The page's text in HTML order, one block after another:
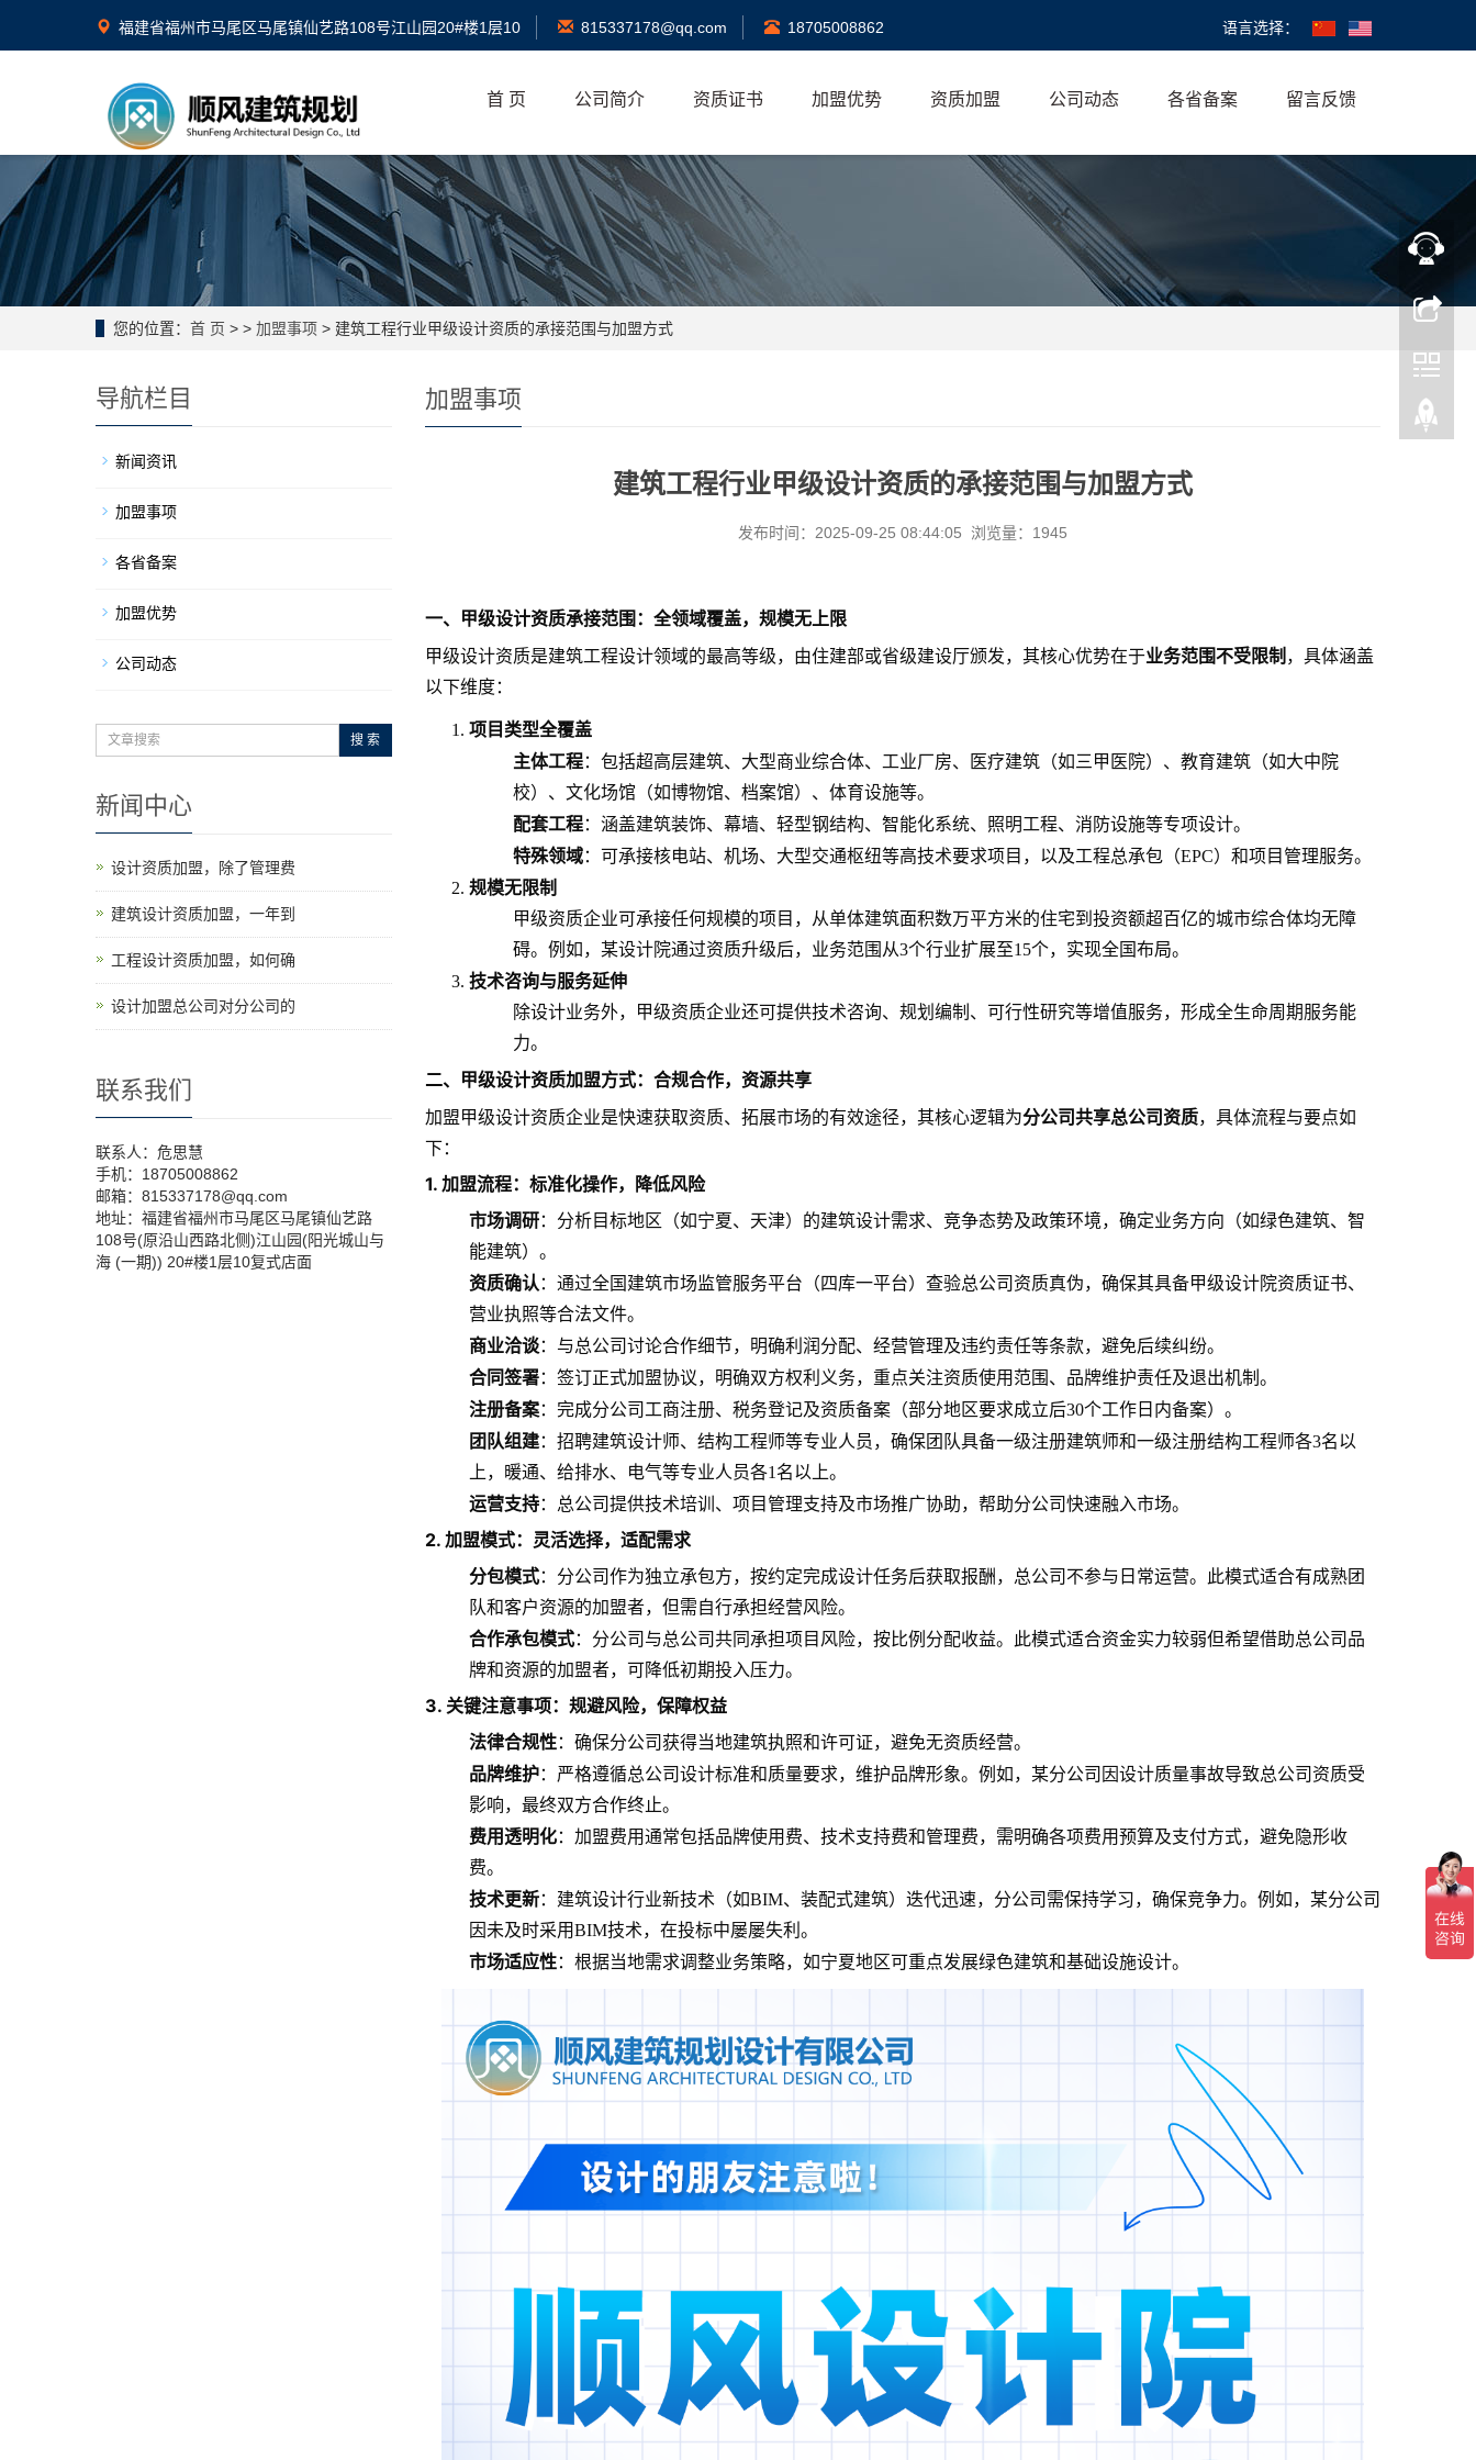
福建省福州市马尾区马尾镇仙艺路108号江山园20#楼1层10 815337178@qq.com 18705008862 语言选择：
首 页 公司简介 资质证书 加盟优势 资质加盟 公司动态 各省备案 留言反馈
您的位置： 首 页 > > 加盟事项 > 建筑工程行业甲级设计资质的承接范围与加盟方式
加盟事项
建筑工程行业甲级设计资质的承接范围与加盟方式
发布时间：2025-09-25 08:44:05 浏览量：1945
一、甲级设计资质承接范围：全领域覆盖，规模无上限
甲级设计资质是建筑工程设计领域的最高等级，由住建部或省级建设厅颁发，其核心优势在于业务范围不受限制 ，具体涵盖
以下维度：
项目类型全覆盖
主体工程：包括超高层建筑、大型商业综合体、工业厂房、医疗建筑（如三甲医院）、教育建筑（如大中院
校）、文化场馆（如博物馆、档案馆）、体育设施等。
配套工程：涵盖建筑装饰、幕墙、轻型钢结构、智能化系统、照明工程、消防设施等专项设计。
特殊领域：可承接核电站、机场、大型交通枢纽等高技术要求项目，以及工程总承包（EPC）和项目管理服务。
规模无限制
甲级资质企业可承接任何规模的项目，从单体建筑面积数万平方米的住宅到投资额超百亿的城市综合体均无障
碍。例如，某设计院通过资质升级后，业务范围从3个行业扩展至15个，实现全国布局。
技术咨询与服务延伸
除设计业务外，甲级资质企业还可提供技术咨询、规划编制、可行性研究等增值服务，形成全生命周期服务能
力。
二、甲级设计资质加盟方式：合规合作，资源共享
加盟甲级设计资质企业是快速获取资质、拓展市场的有效途径，其核心逻辑为分公司共享总公司资质，具体流程与要点如
下：
1. 加盟流程：标准化操作，降低风险
市场调研：分析目标地区（如宁夏、天津）的建筑设计需求、竞争态势及政策环境，确定业务方向（如绿色建筑、智
能建筑）。
资质确认：通过全国建筑市场监管服务平台（四库一平台）查验总公司资质真伪，确保其具备甲级设计院资质证书、
营业执照等合法文件。
商业洽谈：与总公司讨论合作细节，明确利润分配、经营管理及违约责任等条款，避免后续纠纷。
合同签署：签订正式加盟协议，明确双方权利义务，重点关注资质使用范围、品牌维护责任及退出机制。
注册备案：完成分公司工商注册、税务登记及资质备案（部分地区要求成立后30个工作日内备案）。
团队组建：招聘建筑设计师、结构工程师等专业人员，确保团队具备一级注册建筑师和一级注册结构工程师各3名以
上，暖通、给排水、电气等专业人员各1名以上。
运营支持：总公司提供技术培训、项目管理支持及市场推广协助，帮助分公司快速融入市场。
2. 加盟模式：灵活选择，适配需求
分包模式：分公司作为独立承包方，按约定完成设计任务后获取报酬，总公司不参与日常运营。此模式适合有成熟团
队和客户资源的加盟者，但需自行承担经营风险。
合作承包模式：分公司与总公司共同承担项目风险，按比例分配收益。此模式适合资金实力较弱但希望借助总公司品
牌和资源的加盟者，可降低初期投入压力。
3. 关键注意事项：规避风险，保障权益
法律合规性：确保分公司获得当地建筑执照和许可证，避免无资质经营。
品牌维护：严格遵循总公司设计标准和质量要求，维护品牌形象。例如，某分公司因设计质量事故导致总公司资质受
影响，最终双方合作终止。
费用透明化：加盟费用通常包括品牌使用费、技术支持费和管理费，需明确各项费用预算及支付方式，避免隐形收
费。
技术更新：建筑设计行业新技术（如BIM、装配式建筑）迭代迅速，分公司需保持学习，确保竞争力。例如，某分公司
因未及时采用BIM技术，在投标中屡屡失利。
市场适应性：根据当地需求调整业务策略，如宁夏地区可重点发展绿色建筑和基础设施设计。
导航栏目
新闻资讯
加盟事项
各省备案
加盟优势
公司动态
搜 索
新闻中心
设计资质加盟，除了管理费
建筑设计资质加盟，一年到
工程设计资质加盟，如何确
设计加盟总公司对分公司的
联系我们
联系人：危思慧
手机：18705008862
邮箱：815337178@qq.com
地址：福建省福州市马尾区马尾镇仙艺路
108号(原沿山西路北侧)江山园(阳光城山与
海 (一期)) 20#楼1层10复式店面